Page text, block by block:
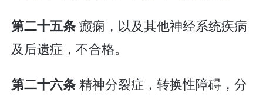
第二十五条癫痫，以及其他神经系统疾病
及后遗症，不合格。
第二十六条精神分裂症，转换性障碍，分